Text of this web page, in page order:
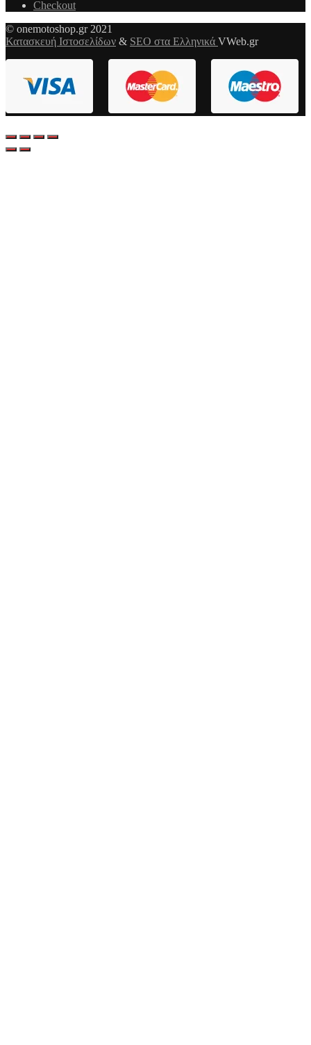
Checkout
© onemotoshop.gr 2021
Κατασκευή Ιστοσελίδων & SEO στα Ελληνικά VWeb.gr